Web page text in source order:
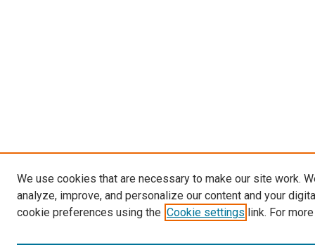
We use cookies that are necessary to make our site work.
analyze, improve, and personalize our content and your
cookie preferences using the Cookie settings link. For